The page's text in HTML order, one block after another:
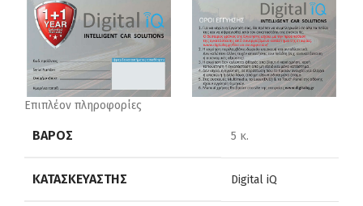
Επιπλέον πληροφορίες
ΒΆΡΟΣ 5 κ.
ΚΑΤΑΣΚΕΥΑΣΤΉΣ Digital iQ